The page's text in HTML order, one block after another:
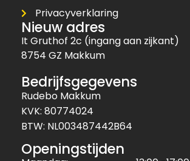
Privacyverklaring
Nieuw adres
It Gruthof 2c (ingang aan zijkant)
8754 GZ Makkum
Bedrijfsgegevens
Rudebo Makkum
KVK: 80774024
BTW: NL003487442B64
Openingstijden